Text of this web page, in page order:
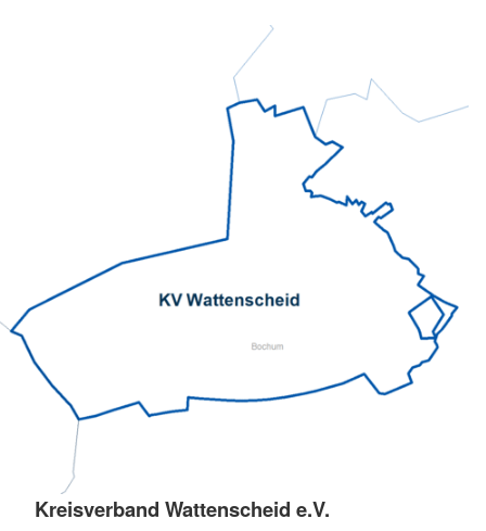
Kreisverband Wattenscheid e.V.